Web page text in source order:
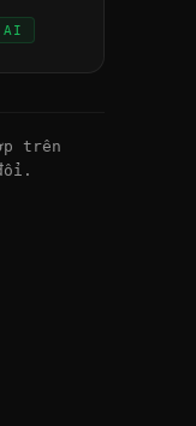
AI
trên